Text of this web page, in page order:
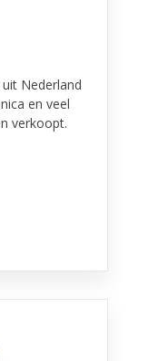
Nederland
en veel
verkoopt.